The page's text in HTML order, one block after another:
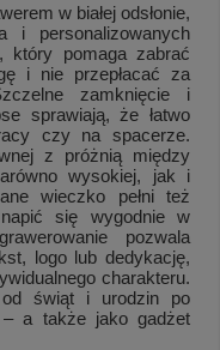
w białej odsłonie,
i personalizowanych
który pomaga zabrać
i nie przepłacać za
zamknięcie i
sprawiają, że łatwo
czy na spacerze.
z próżnią między
wysokiej, jak i
wieczko pełni też
się wygodnie w
pozwala
logo lub dedykację,
charakteru.
świąt i urodzin po
a także jako gadżet